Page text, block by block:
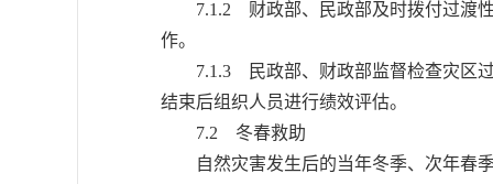
7.1.2 财政部、民政部及时拨付过渡性
作。
7.1.3 民政部、财政部监督检查灾区过
结束后组织人员进行绩效评估。
7.2 冬春救助
自然灾害发生后的当年冬季、次年春季